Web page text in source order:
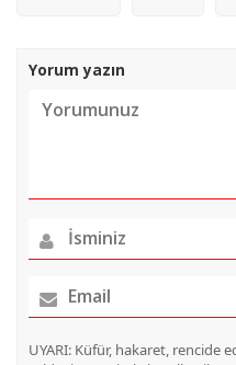
Yorum yazın
UYARI: Küfür, hakaret, rencide